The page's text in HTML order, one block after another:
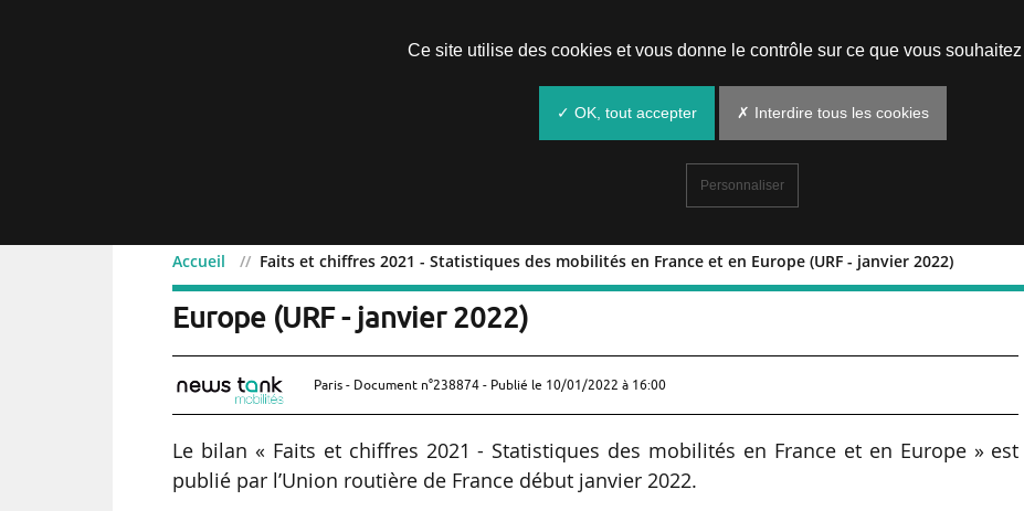
Accueil Faits et chiffres 2021 - Statistiques des mobilités en France et en Europe (URF - janvier 2022)
Faits et chiffres 2021 - Statistiques des mobilités en France et en
Europe (URF - janvier 2022)
Paris - Document n°238874 - Publié le 10/01/2022 à 16:00
Le bilan « Faits et chiffres 2021 - Statistiques des mobilités en France et en Europe » est
publié par l’Union routière de France début janvier 2022.
Ce site utilise des cookies et vous donne le contrôle sur ce que vous
✓ OK, tout accepter ✗ Interdire tous les cookies
Personnaliser